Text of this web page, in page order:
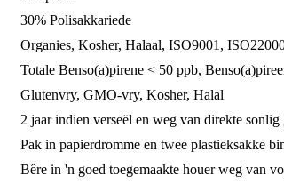
30% Polisakkariede
Organies, Kosher, Halaal, ISO9001,
Totale Benso(a)pirene < 50 ppb,
Glutenvry, GMO-vry, Kosher, Halal
2 jaar indien verseël en weg van direkte sonlig
Pak in papierdromme en twee plastieksakke
Bêre in 'n goed toegemaakte houer weg van